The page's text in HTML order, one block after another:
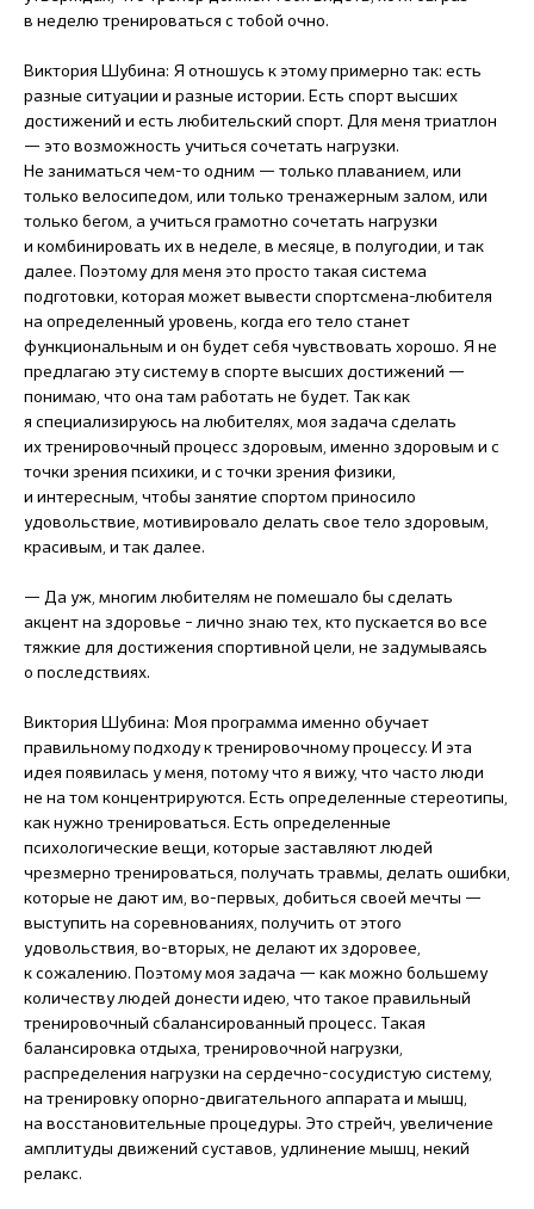
в неделю тренироваться с тобой очно.
Виктория Шубина: Я отношусь к этому примерно так: есть
разные ситуации и разные истории. Есть спорт высших
достижений и есть любительский спорт. Для меня триатлон
— это возможность учиться сочетать нагрузки.
Не заниматься чем-то одним — только плаванием, или
только велосипедом, или только тренажерным залом, или
только бегом, а учиться грамотно сочетать нагрузки
и комбинировать их в неделе, в месяце, в полугодии, и так
далее. Поэтому для меня это просто такая система
подготовки, которая может вывести спортсмена-любителя
на определенный уровень, когда его тело станет
функциональным и он будет себя чувствовать хорошо. Я не
предлагаю эту систему в спорте высших достижений —
понимаю, что она там работать не будет. Так как
я специализируюсь на любителях, моя задача сделать
их тренировочный процесс здоровым, именно здоровым и с
точки зрения психики, и с точки зрения физики,
и интересным, чтобы занятие спортом приносило
удовольствие, мотивировало делать свое тело здоровым,
красивым, и так далее.
— Да уж, многим любителям не помешало бы сделать
акцент на здоровье – лично знаю тех, кто пускается во все
тяжкие для достижения спортивной цели, не задумываясь
о последствиях.
Виктория Шубина: Моя программа именно обучает
правильному подходу к тренировочному процессу. И эта
идея появилась у меня, потому что я вижу, что часто люди
не на том концентрируются. Есть определенные стереотипы,
как нужно тренироваться. Есть определенные
психологические вещи, которые заставляют людей
чрезмерно тренироваться, получать травмы, делать ошибки,
которые не дают им, во-первых, добиться своей мечты —
выступить на соревнованиях, получить от этого
удовольствия, во-вторых, не делают их здоровее,
к сожалению. Поэтому моя задача — как можно большему
количеству людей донести идею, что такое правильный
тренировочный сбалансированный процесс. Такая
балансировка отдыха, тренировочной нагрузки,
распределения нагрузки на сердечно-сосудистую систему,
на тренировку опорно-двигательного аппарата и мышц,
на восстановительные процедуры. Это стрейч, увеличение
амплитуды движений суставов, удлинение мышц, некий
релакс.